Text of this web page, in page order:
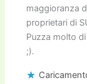
maggioranza
proprietari di
Puzza molto
;).